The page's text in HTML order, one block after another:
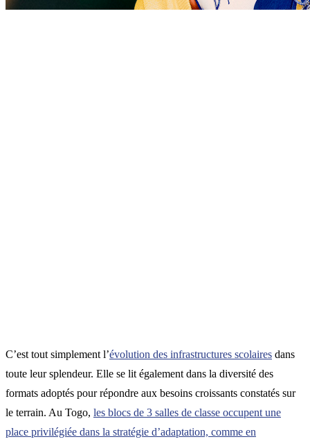
C’est tout simplement l’évolution des infrastructures scolaires dans
toute leur splendeur. Elle se lit également dans la diversité des
formats adoptés pour répondre aux besoins croissants constatés sur
le terrain. Au Togo, les blocs de 3 salles de classe occupent une
place privilégiée dans la stratégie d’adaptation, comme en